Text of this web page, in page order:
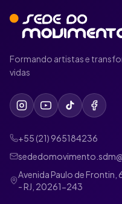
Formando artistas e
vidas
+55 (21) 965184236
Avenida Paulo de Frontin,
- RJ, 20261-243